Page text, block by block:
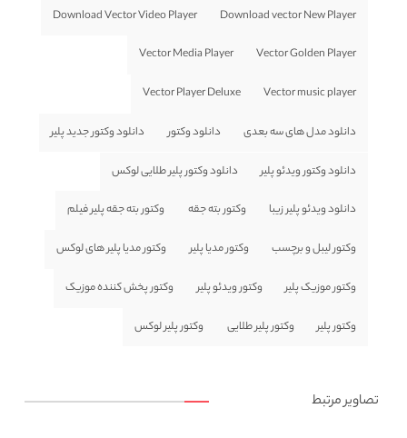
Download vector New Player
Download Vector Video Player
Vector Golden Player
Vector Media Player
Vector music player
Vector Player Deluxe
دانلود مدل های سه بعدی دانلود وکتور دانلود وکتور جدید پلیر
دانلود وکتور ویدئو پلیر دانلود وکتور پلیر طلایی لوکس
دانلود ویدئو پلیر زیبا وکتور بته جقه وکتور بته جقه پلیر فیلم
وکتور لیبل و برچسب وکتور مدیا پلیر وکتور مدیا پلیر های لوکس
وکتور موزیک پلیر وکتور ویدئو پلیر وکتور پخش کننده موزیک
وکتور پلیر وکتور پلیر طلایی وکتور پلیر لوکس
تصاویر مرتبط